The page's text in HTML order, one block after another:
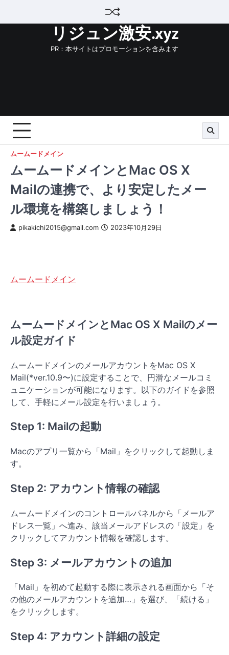
リジュン激安.xyz
PR：本サイトはプロモーションを含みます
ムームードメイン
ムームードメインとMac OS X
Mailの連携で、より安定したメー
ル環境を構築しましょう！
pikakichi2015@gmail.com 2023年10月29日
ムームードメイン
ムームードメインとMac OS X Mailのメー
ル設定ガイド
ムームードメインのメールアカウントをMac OS X
Mail(*ver.10.9〜)に設定することで、円滑なメールコミ
ュニケーションが可能になります。以下のガイドを参照
して、手軽にメール設定を行いましょう。
Step 1: Mailの起動
Macのアプリ一覧から「Mail」をクリックして起動しま
す。
Step 2: アカウント情報の確認
ムームードメインのコントロールパネルから「メールア
ドレス一覧」へ進み、該当メールアドレスの「設定」を
クリックしてアカウント情報を確認します。
Step 3: メールアカウントの追加
「Mail」を初めて起動する際に表示される画面から「そ
の他のメールアカウントを追加…」を選び、「続ける」
をクリックします。
Step 4: アカウント詳細の設定